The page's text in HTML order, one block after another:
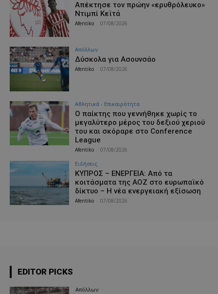
Απέκτησε τον πρώην «ερυθρόλευκο»
Ντιμπί Κεϊτά
Afentiko 07/08/2026
Απόλλων
Δύσκολα για Ασουνσάο
Afentiko 07/08/2026
Αθλητικά - Επικαιρότητα
Ο παίκτης που γεννήθηκε χωρίς το
μεγαλύτερο μέρος του δεξιού χεριού
του και σκόραρε στο Conference
League
Afentiko 07/08/2026
Ειδήσεις
ΚΥΠΡΟΣ – ΕΝΕΡΓΕΙΑ: Από τα
κοιτάσματα της ΑΟΖ στο ευρωπαϊκό
δίκτυο – Η νέα ενεργειακή εξίσωση
Afentiko 07/08/2026
EDITOR PICKS
Απόλλων